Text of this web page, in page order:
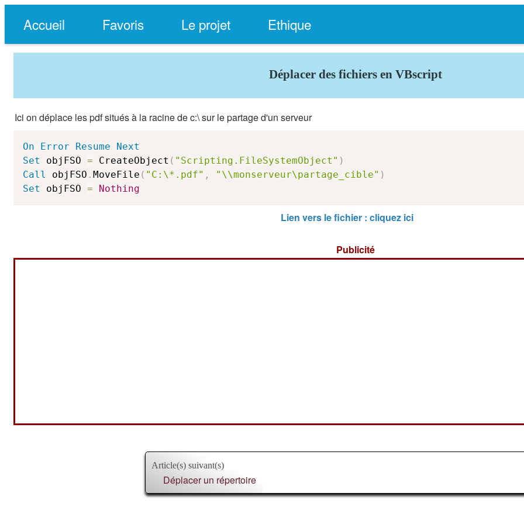
Accueil Favoris Le projet Ethique
Déplacer des fichiers en VBscript
Ici on déplace les pdf situés à la racine de c:\ sur le partage d'un serveur
On Error Resume
Next
Set
objFSO = CreateObject ( "Scripting.FileSystemObject" )
Call
objFSO . MoveFile ( "C:\*.pdf" , "\\monserveur\partage_cible" )
Set
objFSO = Nothing
Lien vers le fichier : cliquez ici
Publicité
Article(s) suivant(s)
Déplacer un répertoire